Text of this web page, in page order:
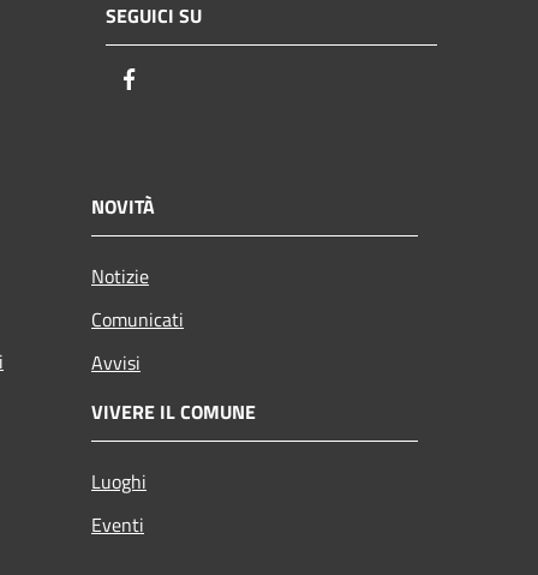
SEGUICI SU
NOVITÀ
Notizie
Comunicati
Avvisi
VIVERE IL COMUNE
Luoghi
Eventi